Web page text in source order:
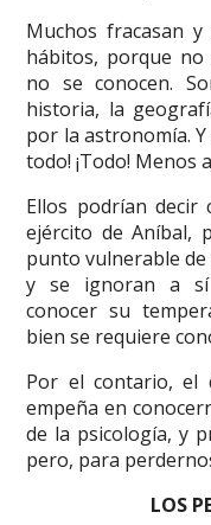
Muchos fracasan
hábitos, porque no
no se conocen.
historia, la
por la astronomía. Y
todo! ¡Todo! Menos
Ellos podrían decir
ejército de Aníbal,
punto vulnerable de
y se ignoran a sí
conocer su
bien se requiere
Por el contario, el
empeña en
de la psicología, y
pero, para
LOS